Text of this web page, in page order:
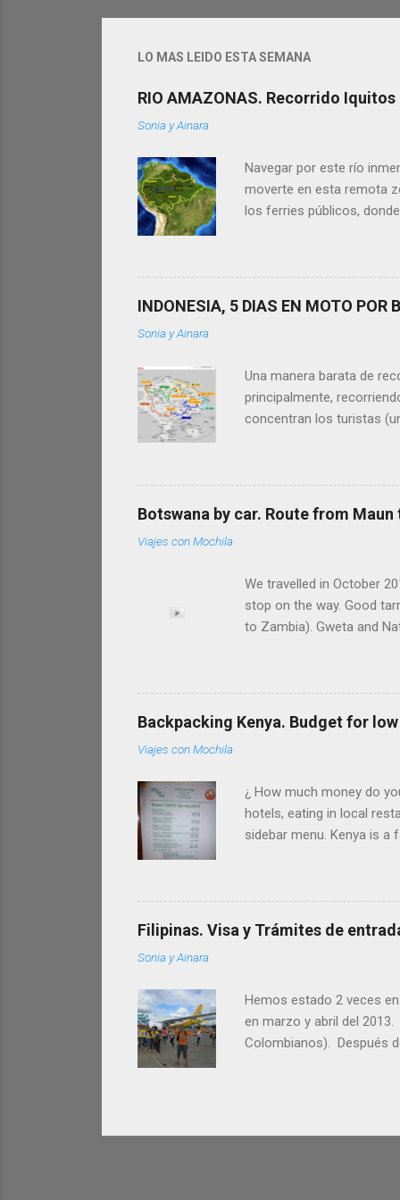
LO MAS LEIDO ESTA SEMANA
RIO AMAZONAS. Recorrido
Sonia y Ainara
Navegar por este río
moverte en esta remota
los ferries públicos,
nuestros tips te sean
famoso Río Amazonas.
Iquitos, Leticia y Manaus
INDONESIA, 5 DIAS EN MOTO POR
Sonia y Ainara
Una manera barata de
principalmente,
concentran los turistas
realizado en mayo del
500 km. Os la
carreteras secundarias
Botswana by car. Route from Maun
Viajes con Mochila
We travelled in October
stop on the way. Good
to Zambia). Gweta and
NATA From Maun to
Nata is PLANET
(double room more than
Backpacking Kenya. Budget for
Viajes con Mochila
¿ How much money do
hotels, eating in local
sidebar menu. Kenya is
o visit game parks
KENYA Kenya currency
(national parks, safaris,
Filipinas. Visa y Trámites de
Sonia y Ainara
Hemos estado 2 veces
en marzo y abril del
Colombianos). Después
entrada, en el